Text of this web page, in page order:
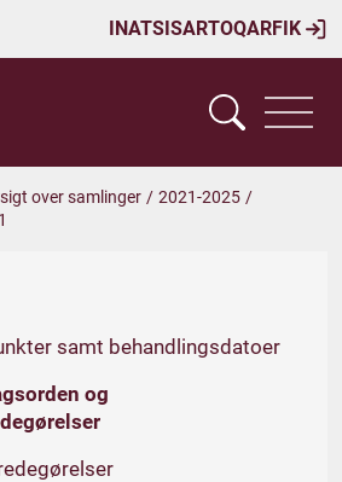
INATSISARTOQARFIK
over samlinger / 2021-2025 /
1
samt behandlingsdatoer
og